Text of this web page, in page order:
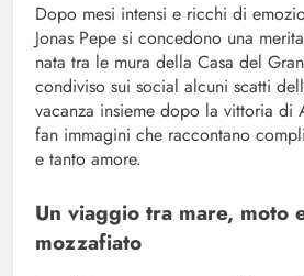
Dopo mesi intensi e ricchi di
Jonas Pepe si concedono una
nata tra le mura della Casa del
condiviso sui social alcuni scatti
vacanza insieme dopo la vittoria di
fan immagini che raccontano
e tanto amore.
Un viaggio tra mare, moto
mozzafiato